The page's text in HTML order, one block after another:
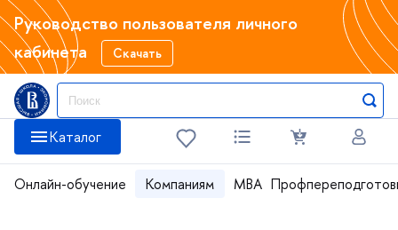
Руководство пользователя личного
кабинета
Скачать
Каталог
Онлайн-обучение Компаниям MBA